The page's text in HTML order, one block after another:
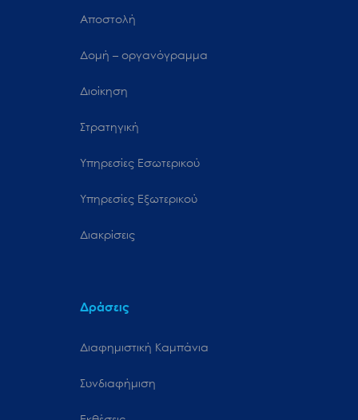
Αποστολή
Δομή – οργανόγραμμα
Διοίκηση
Στρατηγική
Υπηρεσίες Εσωτερικού
Υπηρεσίες Εξωτερικού
Διακρίσεις
Δράσεις
Διαφημιστική Καμπάνια
Συνδιαφήμιση